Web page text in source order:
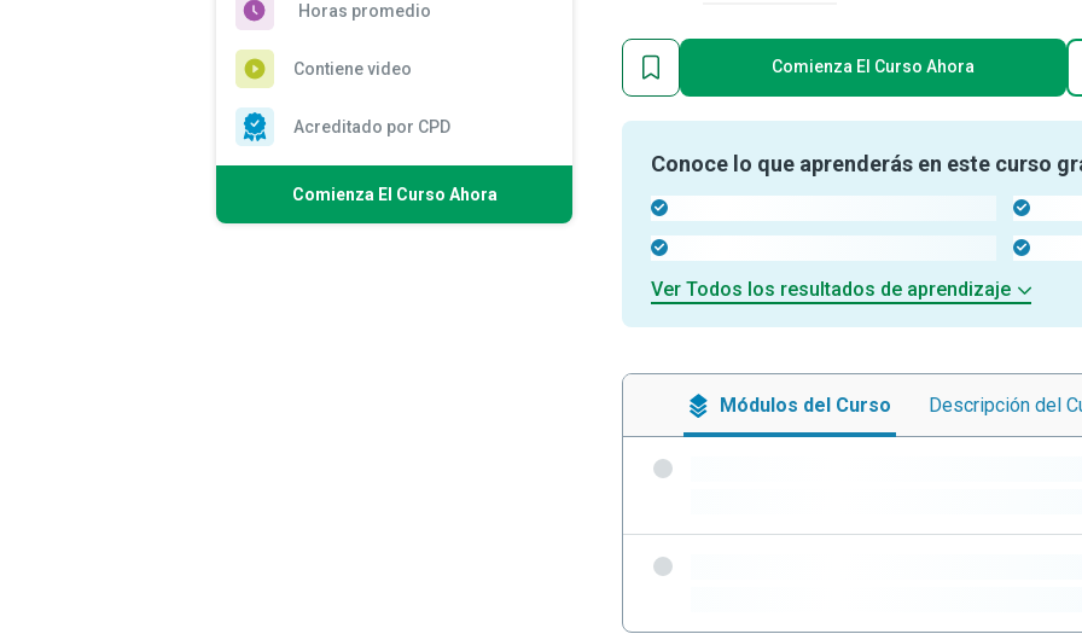
Horas promedio
Contiene video
Acreditado por CPD
Comienza El Curso Ahora
Comienza El Curso Ahora
Conoce lo que aprenderás en este curso
Ver Todos los resultados de aprendizaje
Módulos del Curso Descripción del